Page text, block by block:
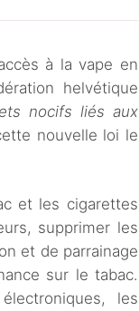
à la vape en
helvétique
nocifs liés aux
nouvelle loi le
et les cigarettes
supprimer les
et de parrainage
sur le tabac.
les